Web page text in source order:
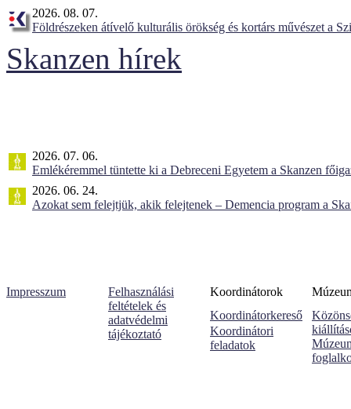
2026. 08. 07.
Földrészeken átívelő kulturális örökség és kortárs művészet a
Skanzen hírek
2026. 07. 06.
Emlékéremmel tüntette ki a Debreceni Egyetem a Skanzen
2026. 06. 24.
Azokat sem felejtjük, akik felejtenek – Demencia program a
Impresszum
Felhasználási
feltételek és
adatvédelmi
tájékoztató
Koordinátorok
Koordinátorkereső
Koordinátori
feladatok